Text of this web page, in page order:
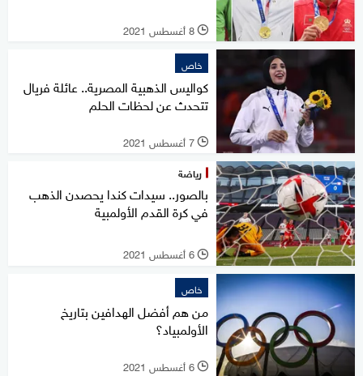
l 8 أغسطس 2021
خاص
كواليس الذهبية المصرية.. عائلة فريال
تتحدث عن لحظات الحلم
l 7 أغسطس 2021
رياضة
بالصور.. سيدات كندا يحصدن الذهب
في كرة القدم الأولمبية
l 6 أغسطس 2021
خاص
من هم أفضل الهدافين بتاريخ
الأولمبياد؟
l 6 أغسطس 2021